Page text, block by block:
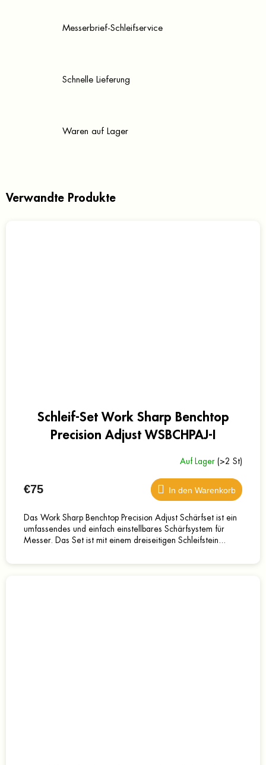
Messerbrief-Schleifservice
Schnelle Lieferung
Waren auf Lager
Verwandte Produkte
Schleif-Set Work Sharp Benchtop
Precision Adjust WSBCHPAJ-I
Auf Lager (>2 St)
€75 In den Warenkorb
Das Work Sharp Benchtop Precision Adjust Schärfset ist ein
umfassendes und einfach einstellbares Schärfsystem für
Messer. Das Set ist mit einem dreiseitigen Schleifstein...